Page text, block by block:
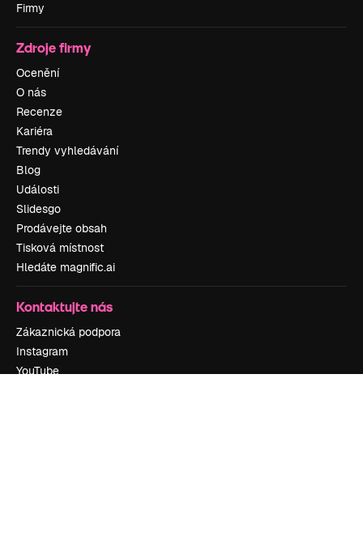
Firmy
Zdroje firmy
Ocenění
O nás
Recenze
Kariéra
Trendy vyhledávání
Blog
Události
Slidesgo
Prodávejte obsah
Tisková místnost
Hledáte magnific.ai
Kontaktujte nás
Zákaznická podpora
Instagram
YouTube